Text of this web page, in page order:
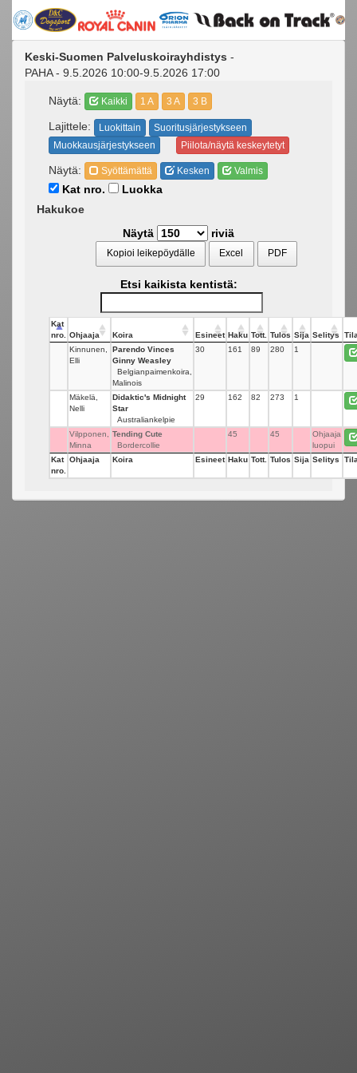
Keski-Suomen Palveluskoirayhdistys -
PAHA - 9.5.2026 10:00-9.5.2026 17:00
Näytä: Kaikki 1 A 3 A 3 B
Lajittele: Luokittain
Suoritusjärjestykseen
Muokkausjärjestykseen
Piilota/näytä keskeytetyt
Näytä: Syöttämättä Kesken Valmis
Kat nro.
Luokka
Hakukoe
Näytä
riviä
Kopioi leikepöydälle Excel PDF
Etsi kaikista kentistä:
Kat
nro.
Ohjaaja Koira Esineet Haku Tott. Tulos Sija Selitys
Kinnunen,
Elli
Parendo Vinces
Ginny Weasley
Belgianpaimenkoira,
Malinois
30 161 89 280 1
Mäkelä,
Nelli
Didaktic's Midnight
Star
Australiankelpie
29 162 82 273 1
Vilpponen,
Minna
Tending Cute
Bordercollie
45 45
Ohjaaja
luopui
Kat
nro.
Ohjaaja Koira Esineet Haku Tott. Tulos Sija Selitys